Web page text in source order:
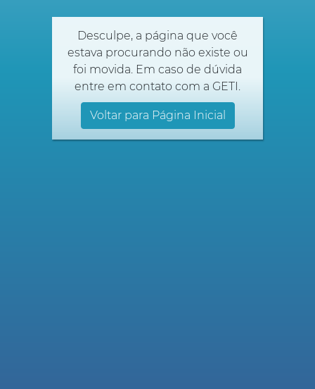
Desculpe, a página que você
estava procurando não existe ou
foi movida. Em caso de dúvida
entre em contato com a GETI.
Voltar para Página Inicial